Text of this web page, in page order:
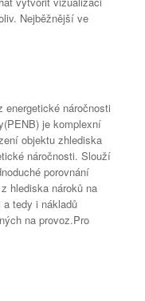
Nejběžnější ve
energetické náročnosti
je komplexní
objektu zhlediska
náročnosti. Slouží
porovnání
hlediska nároků na
a tedy i nákladů
na provoz.Pro